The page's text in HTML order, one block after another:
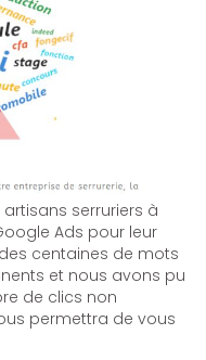
artisans serruriers à
Ads pour leur
centaines de mots
et nous avons pu
de clics non
permettra de vous